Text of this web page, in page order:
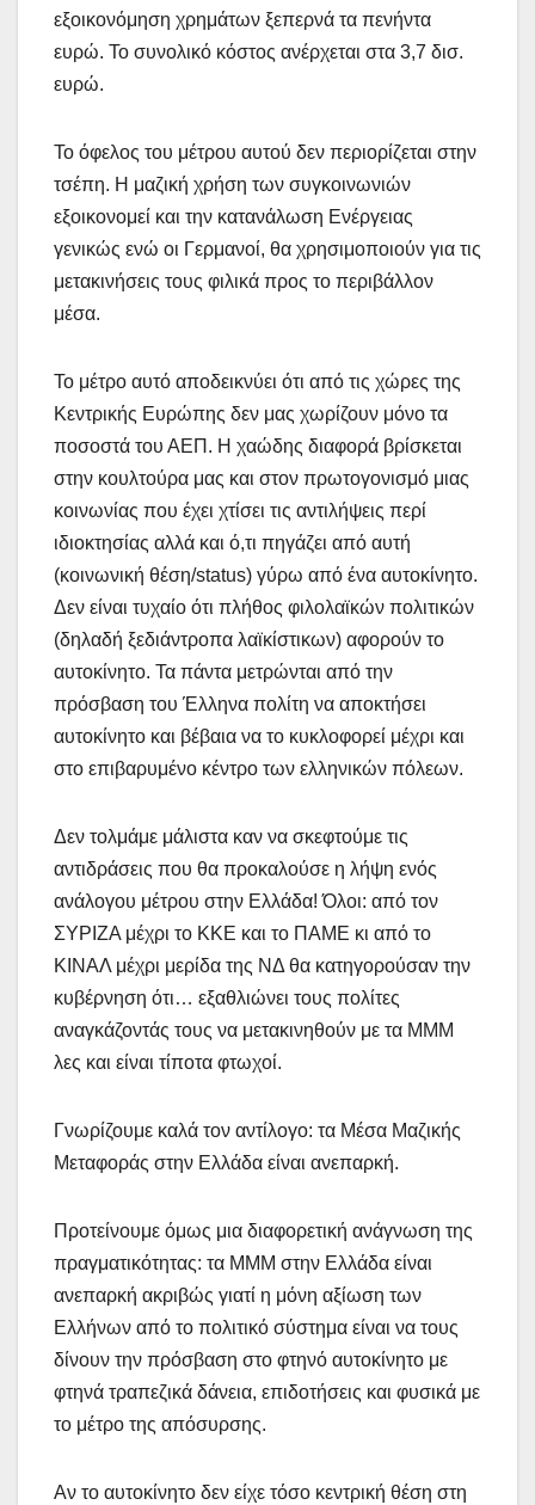
εξοικονόμηση χρημάτων ξεπερνά τα πενήντα
ευρώ. Το συνολικό κόστος ανέρχεται στα 3,7 δισ.
ευρώ.
Το όφελος του μέτρου αυτού δεν περιορίζεται στην
τσέπη. Η μαζική χρήση των συγκοινωνιών
εξοικονομεί και την κατανάλωση Ενέργειας
γενικώς ενώ οι Γερμανοί, θα χρησιμοποιούν για τις
μετακινήσεις τους φιλικά προς το περιβάλλον
μέσα.
Το μέτρο αυτό αποδεικνύει ότι από τις χώρες της
Κεντρικής Ευρώπης δεν μας χωρίζουν μόνο τα
ποσοστά του ΑΕΠ. Η χαώδης διαφορά βρίσκεται
στην κουλτούρα μας και στον πρωτογονισμό μιας
κοινωνίας που έχει χτίσει τις αντιλήψεις περί
ιδιοκτησίας αλλά και ό,τι πηγάζει από αυτή
(κοινωνική θέση/status) γύρω από ένα αυτοκίνητο.
Δεν είναι τυχαίο ότι πλήθος φιλολαϊκών πολιτικών
(δηλαδή ξεδιάντροπα λαϊκίστικων) αφορούν το
αυτοκίνητο. Τα πάντα μετρώνται από την
πρόσβαση του Έλληνα πολίτη να αποκτήσει
αυτοκίνητο και βέβαια να το κυκλοφορεί μέχρι και
στο επιβαρυμένο κέντρο των ελληνικών πόλεων.
Δεν τολμάμε μάλιστα καν να σκεφτούμε τις
αντιδράσεις που θα προκαλούσε η λήψη ενός
ανάλογου μέτρου στην Ελλάδα! Όλοι: από τον
ΣΥΡΙΖΑ μέχρι το ΚΚΕ και το ΠΑΜΕ κι από το
ΚΙΝΑΛ μέχρι μερίδα της ΝΔ θα κατηγορούσαν την
κυβέρνηση ότι… εξαθλιώνει τους πολίτες
αναγκάζοντάς τους να μετακινηθούν με τα ΜΜΜ
λες και είναι τίποτα φτωχοί.
Γνωρίζουμε καλά τον αντίλογο: τα Μέσα Μαζικής
Μεταφοράς στην Ελλάδα είναι ανεπαρκή.
Προτείνουμε όμως μια διαφορετική ανάγνωση της
πραγματικότητας: τα ΜΜΜ στην Ελλάδα είναι
ανεπαρκή ακριβώς γιατί η μόνη αξίωση των
Ελλήνων από το πολιτικό σύστημα είναι να τους
δίνουν την πρόσβαση στο φτηνό αυτοκίνητο με
φτηνά τραπεζικά δάνεια, επιδοτήσεις και φυσικά με
το μέτρο της απόσυρσης.
Αν το αυτοκίνητο δεν είχε τόσο κεντρική θέση στη